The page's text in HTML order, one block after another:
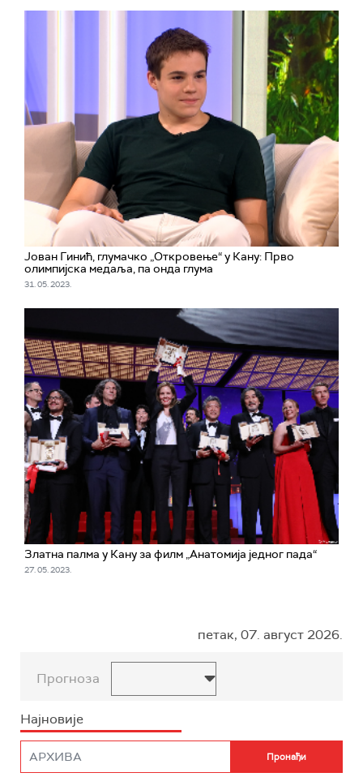
Јован Гинић, глумачко „Откровење“ у Кану: Прво
олимпијска медаља, па онда глума
31. 05. 2023.
Златна палма у Кану за филм „Анатомија једног пада“
27. 05. 2023.
петак, 07. август 2026.
Прогноза
Најновије